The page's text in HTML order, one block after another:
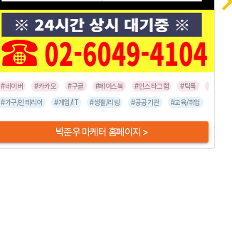
#네이버 #카카오 #구글 #페이스북 #인스타그램 #틱톡
#라이브
#가구/인테리어
#게임/IT #생활/리빙 #공공기관 #교육/취업
박준우 마케터 홈페이지 >